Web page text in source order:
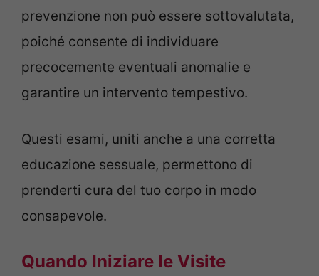
prevenzione non può essere sottovalutata,
poiché consente di individuare
precocemente eventuali anomalie e
garantire un intervento tempestivo.
Questi esami, uniti anche a una corretta
educazione sessuale, permettono di
prenderti cura del tuo corpo in modo
consapevole.
Quando Iniziare le Visite